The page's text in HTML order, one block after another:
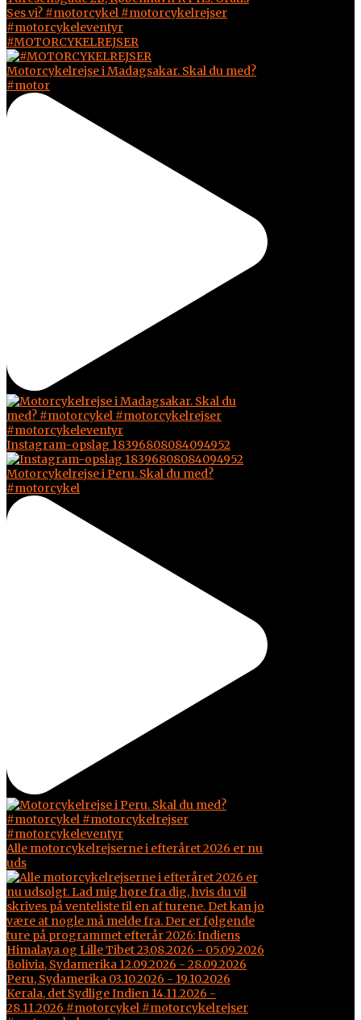
#MOTORCYKELREJSER
Motorcykelrejse i Madagsakar. Skal du med?
#motor
Instagram-opslag 18396808084094952
Motorcykelrejse i Peru. Skal du med?
#motorcykel
Alle motorcykelrejserne i efteråret 2026 er nu
uds